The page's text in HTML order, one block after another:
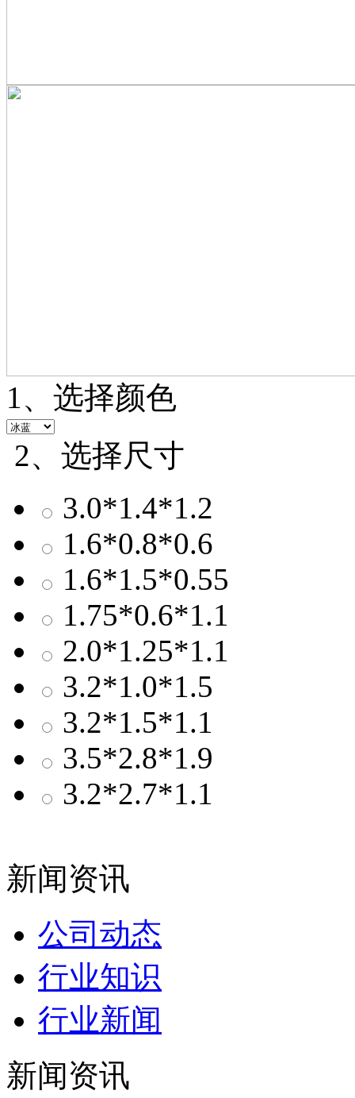
1、选择颜色
2、选择尺寸
3.0*1.4*1.2
1.6*0.8*0.6
1.6*1.5*0.55
1.75*0.6*1.1
2.0*1.25*1.1
3.2*1.0*1.5
3.2*1.5*1.1
3.5*2.8*1.9
3.2*2.7*1.1
新闻资讯
公司动态
行业知识
行业新闻
新闻资讯